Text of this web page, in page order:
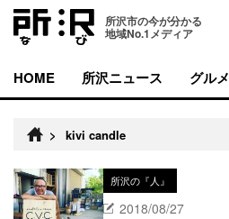
所沢市の今が分かる
地域No.1メディア
HOME 所沢ニュース グルメ
> kivi candle
所沢の『人』
2018/08/27